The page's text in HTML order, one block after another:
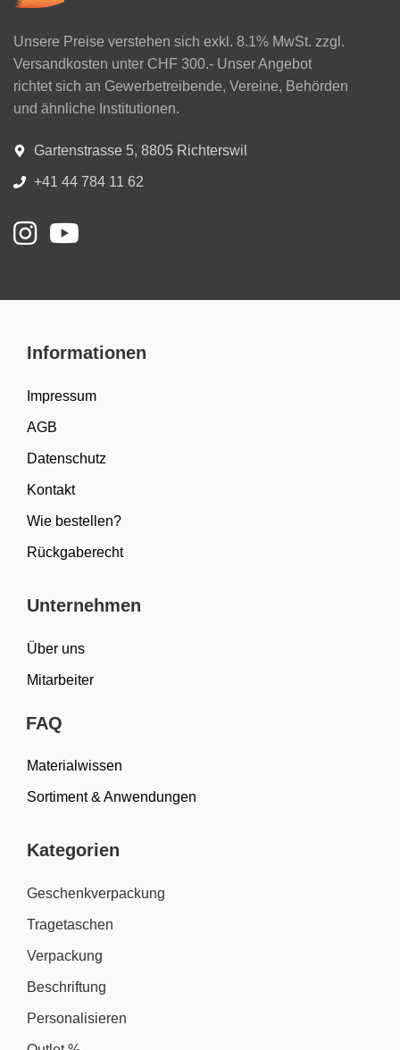
Unsere Preise verstehen sich exkl. 8.1% MwSt. zzgl.
Versandkosten unter CHF 300.- Unser Angebot
richtet sich an Gewerbetreibende, Vereine, Behörden
und ähnliche Institutionen.
Gartenstrasse 5, 8805 Richterswil
+41 44 784 11 62
Informationen
Impressum
AGB
Datenschutz
Kontakt
Wie bestellen?
Rückgaberecht
Unternehmen
Über uns
Mitarbeiter
FAQ
Materialwissen
Sortiment & Anwendungen
Kategorien
Geschenkverpackung
Tragetaschen
Verpackung
Beschriftung
Personalisieren